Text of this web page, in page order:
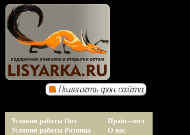
Условия работы Опт
Условия работы Розница
Прайс-лист
О нас